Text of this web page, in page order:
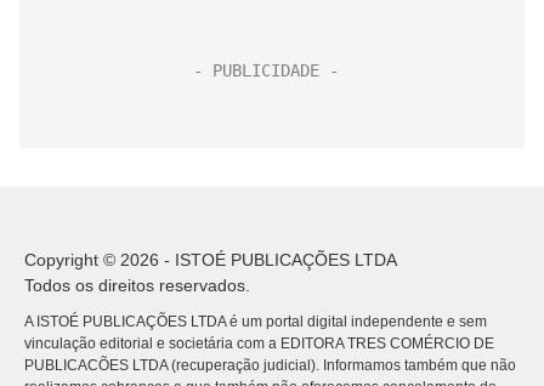
Copyright © 2026 - ISTOÉ PUBLICAÇÕES LTDA
Todos os direitos reservados.
A ISTOÉ PUBLICAÇÕES LTDA é um portal digital independente e sem
vinculação editorial e societária com a EDITORA TRES COMÉRCIO DE
PUBLICACÕES LTDA (recuperação judicial). Informamos também que não